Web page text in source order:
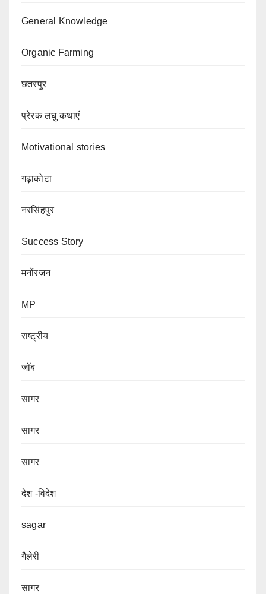
General Knowledge
Organic Farming
छतरपुर
प्रेरक लघु कथाएं
Motivational stories
गढ़ाकोटा
नरसिंहपुर
Success Story
मनोंरजन
MP
राष्ट्रीय
जॉब
सागर
सागर
सागर
देश -विदेश
sagar
गैलेरी
सागर